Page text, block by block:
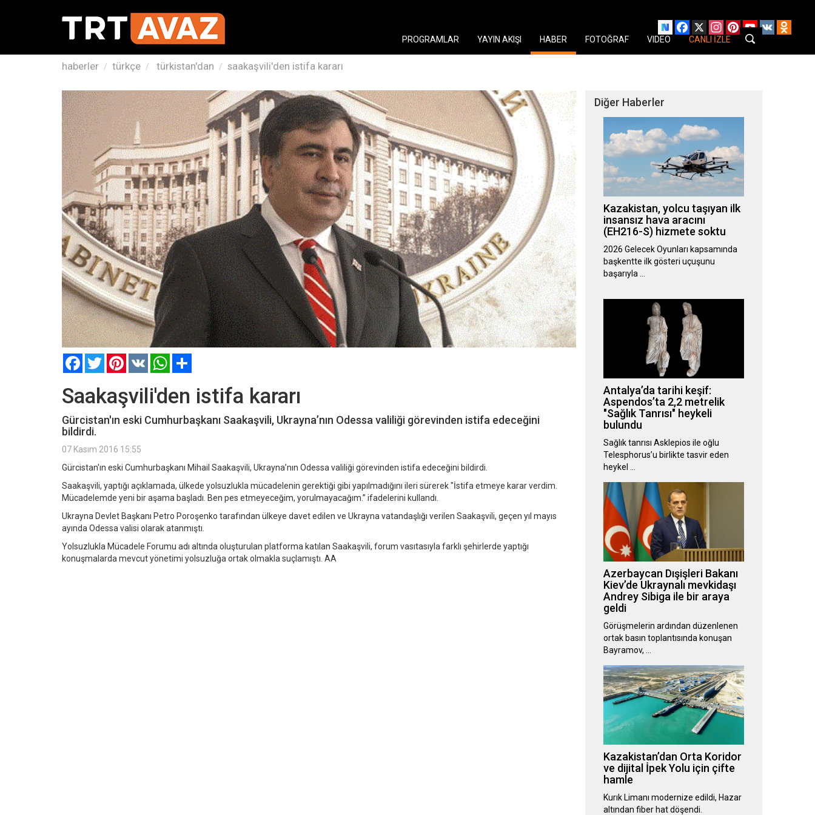
Facebook
X Instagram
PinterestYouTube
VK
PROGRAMLAR
YAYIN AKIŞI HABER FOTOĞRAF VIDEO CANLI İZLE
haberler türkçe türkistan'dan saakaşvili'den istifa kararı
FacebookTwitterPinterest
VK WhatsApp
Saakaşvili'den istifa kararı
Gürcistan'ın eski Cumhurbaşkanı Saakaşvili, Ukrayna’nın Odessa valiliği görevinden istifa edeceğini
bildirdi.
07 Kasım 2016 15:55
Gürcistan'ın eski Cumhurbaşkanı Mihail Saakaşvili, Ukrayna’nın Odessa valiliği görevinden istifa edeceğini bildirdi.
Saakaşvili, yaptığı açıklamada, ülkede yolsuzlukla mücadelenin gerektiği gibi yapılmadığını ileri sürerek "İstifa etmeye karar verdim.
Mücadelemde yeni bir aşama başladı. Ben pes etmeyeceğim, yorulmayacağım.” ifadelerini kullandı.
Ukrayna Devlet Başkanı Petro Poroşenko tarafından ülkeye davet edilen ve Ukrayna vatandaşlığı verilen Saakaşvili, geçen yıl mayıs
ayında Odessa valisi olarak atanmıştı.
Yolsuzlukla Mücadele Forumu adı altında oluşturulan platforma katılan Saakaşvili, forum vasıtasıyla farklı şehirlerde yaptığı
konuşmalarda mevcut yönetimi yolsuzluğa ortak olmakla suçlamıştı. AA
Diğer Haberler
Kazakistan, yolcu taşıyan ilk
insansız hava aracını
(EH216-S) hizmete soktu
2026 Gelecek Oyunları kapsamında
başkentte ilk gösteri uçuşunu
başarıyla …
Antalya’da tarihi keşif:
Aspendos’ta 2,2 metrelik
"Sağlık Tanrısı" heykeli
bulundu
Sağlık tanrısı Asklepios ile oğlu
Telesphorus’u birlikte tasvir eden
heykel …
Azerbaycan Dışişleri Bakanı
Kiev’de Ukraynalı mevkidaşı
Andrey Sibiga ile bir araya
geldi
Görüşmelerin ardından düzenlenen
ortak basın toplantısında konuşan
Bayramov, …
Kazakistan’dan Orta Koridor
ve dijital İpek Yolu için çifte
hamle
Kurık Limanı modernize edildi, Hazar
altından fiber hat döşendi.